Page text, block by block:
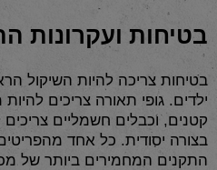
בטיחות ועקרונות
בטיחות צריכה להיות השיקול
ילדים. גופי תאורה צריכים
קטנים, וכבלים חשמליים צריכים
בצורה יסודית. כל אחד
התקנים המחמירים ביותר של